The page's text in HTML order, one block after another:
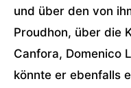
und über den von
Proudhon, über die
Canfora, Domenico
könnte er ebenfalls